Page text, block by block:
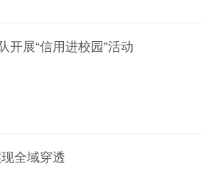
开展“信用进校园”活动
全域穿透